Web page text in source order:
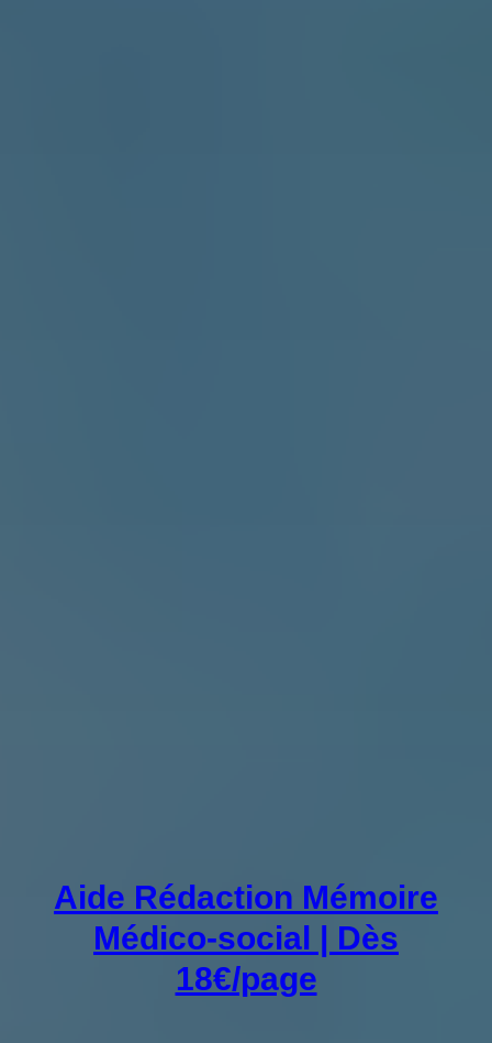
Aide Rédaction Mémoire
Médico-social | Dès
18€/page